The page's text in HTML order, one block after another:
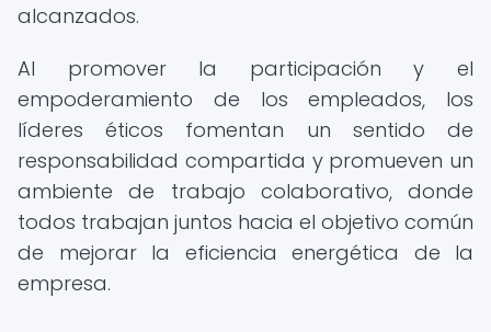
alcanzados.
Al promover la participación y el
empoderamiento de los empleados, los
líderes éticos fomentan un sentido de
responsabilidad compartida y promueven un
ambiente de trabajo colaborativo, donde
todos trabajan juntos hacia el objetivo común
de mejorar la eficiencia energética de la
empresa.